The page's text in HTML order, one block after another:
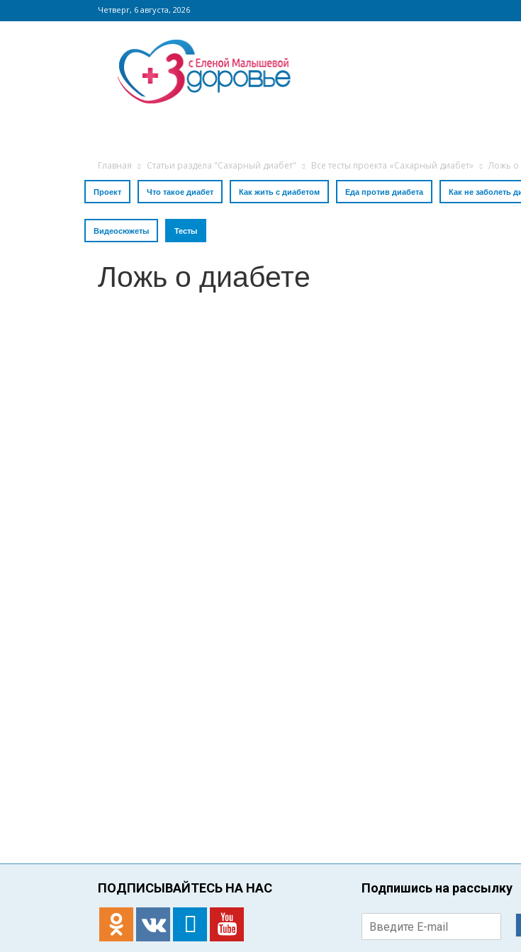
Четверг, 6 августа, 2026
Сайт
zdorovieinfo.ru
крупнейший
медицинский
Главная Статьи раздела "Сахарный диабет" Все тесты проекта «Сахарный диабет» Ложь о
Проект Что такое диабет Как жить с диабетом Еда против диабета Как не заболеть
Видеосюжеты Тесты
Ложь о диабете
ПОДПИСЫВАЙТЕСЬ НА НАС Подпишись на рассылку